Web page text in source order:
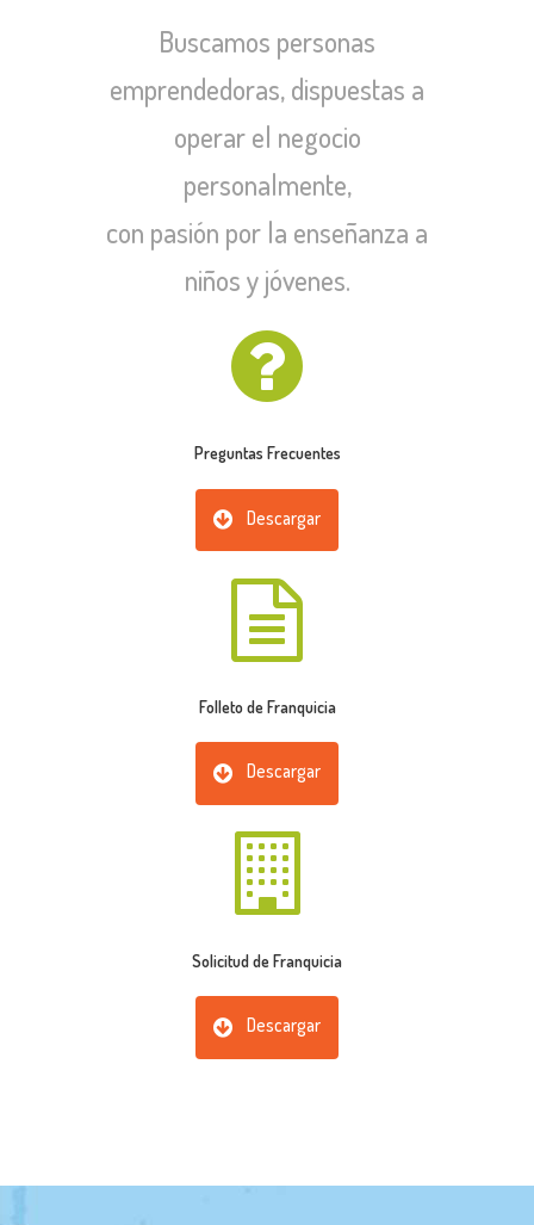
Buscamos personas
emprendedoras, dispuestas a
operar el negocio
personalmente,
con pasión por la enseñanza a
niños y jóvenes.
Preguntas Frecuentes
Descargar
Folleto de Franquicia
Descargar
Solicitud de Franquicia
Descargar